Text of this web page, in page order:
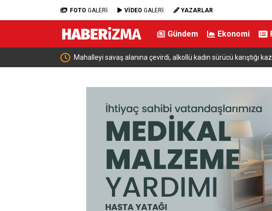
FOTO GALERİ VİDEO GALERİ YAZARLAR
Gündem Ekonomi
Mahalleyi savaş alanına çevirdi, alkollü kadın sürücü karıştığı